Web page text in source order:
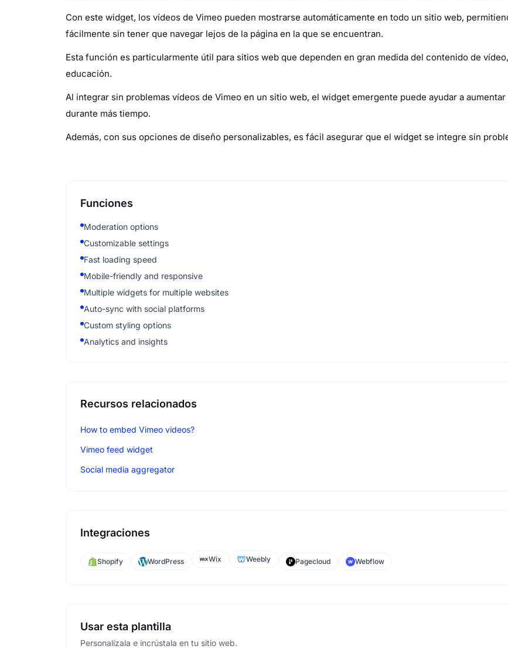
Con este widget, los vídeos de Vimeo pueden mostrarse automáticamente en todo un sitio web,
fácilmente sin tener que navegar lejos de la página en la que se encuentran.
Esta función es particularmente útil para sitios web que dependen en gran medida del contenido de
educación.
Al integrar sin problemas vídeos de Vimeo en un sitio web, el widget emergente puede ayudar a
durante más tiempo.
Además, con sus opciones de diseño personalizables, es fácil asegurar que el widget se integre sin
Funciones
Moderation options
Customizable settings
Fast loading speed
Mobile-friendly and responsive
Multiple widgets for multiple websites
Auto-sync with social platforms
Custom styling options
Analytics and insights
Recursos relacionados
How to embed Vimeo videos?
Vimeo feed widget
Social media aggregator
Integraciones
Shopify WordPress Wix Weebly Pagecloud Webflow
Usar esta plantilla
Personalízala e incrústala en tu sitio web.